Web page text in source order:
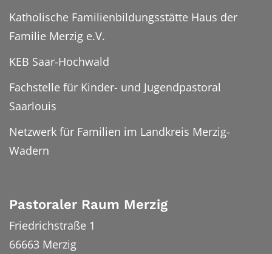
Katholische Familienbildungsstätte Haus der
Familie Merzig e.V.
KEB Saar-Hochwald
Fachstelle für Kinder- und Jugendpastoral
Saarlouis
Netzwerk für Familien im Landkreis Merzig-
Wadern
Pastoraler Raum Merzig
Friedrichstraße 1
66663 Merzig